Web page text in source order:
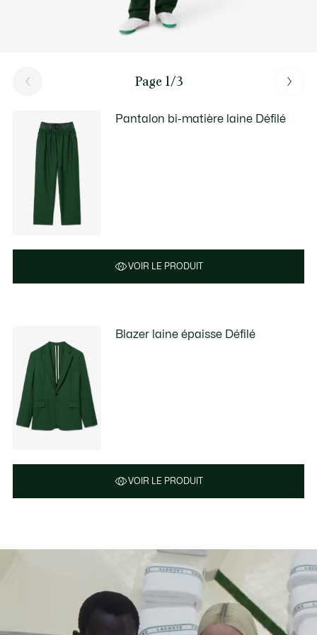
Page 1/3
Pantalon bi-matière laine Défilé
VOIR LE PRODUIT
Blazer laine épaisse Défilé
VOIR LE PRODUIT